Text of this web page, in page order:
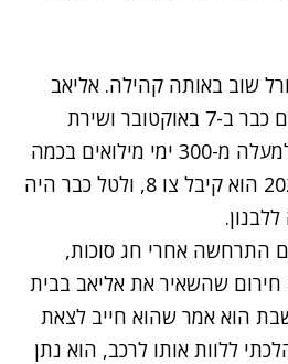
שוב באותה קהילה. אליאב
אביטבול הוקפץ למילואים כבר ב-7 באוקטובר ושירת
חודשים ארוכים בצפון, למעלה מ-300 ימי מילואים בכמה
סבבים. בראש השנה 2024 הוא קיבל צו 8, ולטל כבר היה
התרחשה אחרי חג סוכות,
שהשאיר את אליאב בבית
הוא אמר שהוא חייב לצאת
ללוות אותו לרכב, הוא נתן